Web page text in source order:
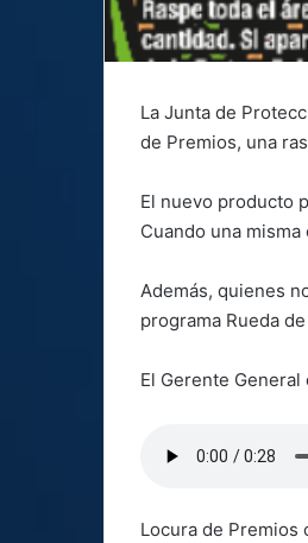
La Junta de
de Premios, una
El nuevo producto
Cuando una
Además, quienes
programa Rueda
El Gerente
Locura de Premios